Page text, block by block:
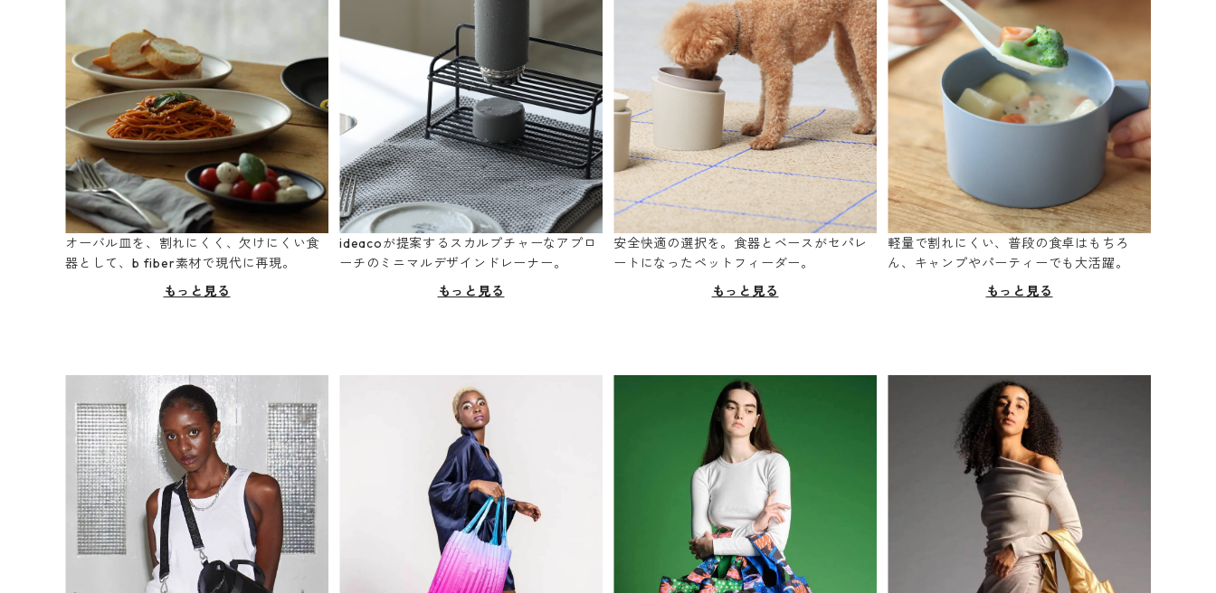
オーバル皿を、割れにくく、欠けにくい食
器として、b fiber素材で現代に再現。
もっと見る
ideacoが提案するスカルプチャーなアプロ
ーチのミニマルデザインドレーナー。
もっと見る
安全快適の選択を。食器とベースがセパレ
ートになったペットフィーダー。
もっと見る
軽量で割れにくい、普段の食卓はもちろ
ん、キャンプやパーティーでも大活躍。
もっと見る